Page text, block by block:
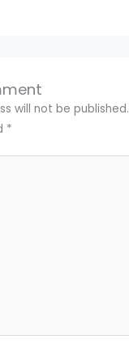
will not be published.
*